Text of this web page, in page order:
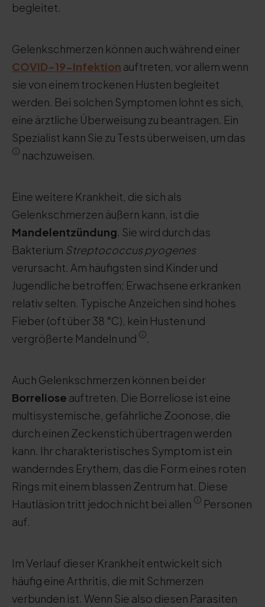
begleitet.
Gelenkschmerzen können auch während einer
COVID-19-Infektion auftreten, vor allem wenn
sie von einem trockenen Husten begleitet
werden. Bei solchen Symptomen lohnt es sich,
eine ärztliche Überweisung zu beantragen. Ein
Spezialist kann Sie zu Tests überweisen, um das
nachzuweisen.
Eine weitere Krankheit, die sich als
Gelenkschmerzen äußern kann, ist die
Mandelentzündung. Sie wird durch das
Bakterium Streptococcus pyogenes
verursacht. Am häufigsten sind Kinder und
Jugendliche betroffen; Erwachsene erkranken
relativ selten. Typische Anzeichen sind hohes
Fieber (oft über 38 °C), kein Husten und
vergrößerte Mandeln und
.
Auch Gelenkschmerzen können bei der
Borreliose auftreten. Die Borreliose ist eine
multisystemische, gefährliche Zoonose, die
durch einen Zeckenstich übertragen werden
kann. Ihr charakteristisches Symptom ist ein
wanderndes Erythem, das die Form eines roten
Rings mit einem blassen Zentrum hat. Diese
Hautläsion tritt jedoch nicht bei allen
Personen
auf.
Im Verlauf dieser Krankheit entwickelt sich
häufig eine Arthritis, die mit Schmerzen
verbunden ist. Wenn Sie also diesen Parasiten